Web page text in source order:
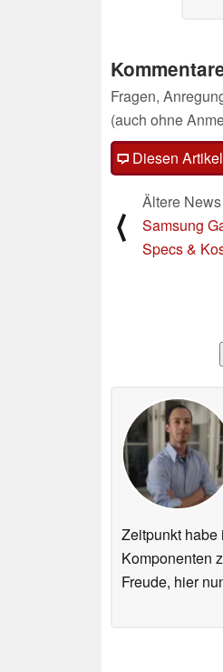
Fragen,
(auch ohne
Diesen
⟨
Ältere News
Samsung
Specs &
Zeitpunkt habe
Komponenten
Freude, hier